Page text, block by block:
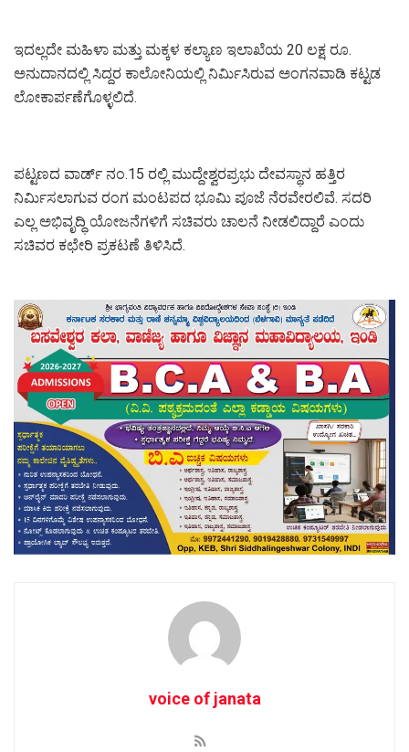
ಇದಲ್ಲದೇ ಮಹಿಳಾ ಮತ್ತು ಮಕ್ಕಳ ಕಲ್ಯಾಣ ಇಲಾಖೆಯ 20 ಲಕ್ಷ ರೂ.
ಅನುದಾನದಲ್ಲಿ ಸಿದ್ದರ ಕಾಲೋನಿಯಲ್ಲಿ ನಿರ್ಮಿಸಿರುವ ಅಂಗನವಾಡಿ ಕಟ್ಟಡ
ಲೋಕಾರ್ಪಣೆಗೊಳ್ಳಲಿದೆ.
ಪಟ್ಟಣದ ವಾರ್ಡ್ ನಂ.15 ರಲ್ಲಿ ಮುದ್ದೇಶ್ವರಪ್ರಭು ದೇವಸ್ಥಾನ ಹತ್ತಿರ
ನಿರ್ಮಿಸಲಾಗುವ ರಂಗ ಮಂಟಪದ ಭೂಮಿ ಪೂಜೆ ನೆರವೇರಲಿವೆ. ಸದರಿ
ಎಲ್ಲ ಅಭಿವೃದ್ಧಿ ಯೋಜನೆಗಳಿಗೆ ಸಚಿವರು ಚಾಲನೆ ನೀಡಲಿದ್ದಾರೆ ಎಂದು
ಸಚಿವರ ಕಛೇರಿ ಪ್ರಕಟಣೆ ತಿಳಿಸಿದೆ.
voice of janata